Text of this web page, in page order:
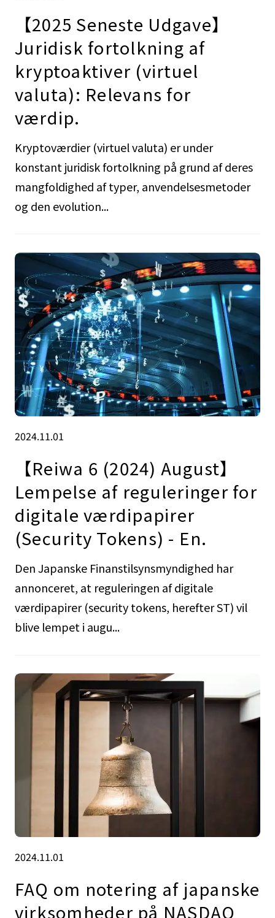
【2025 Seneste Udgave】
Juridisk fortolkning af
kryptoaktiver (virtuel
valuta): Relevans for
værdip.
Kryptoværdier (virtuel valuta) er under
konstant juridisk fortolkning på grund af deres
mangfoldighed af typer, anvendelsesmetoder
og den evolution...
2024.11.01
【Reiwa 6 (2024) August】
Lempelse af reguleringer for
digitale værdipapirer
(Security Tokens) - En.
Den Japanske Finanstilsynsmyndighed har
annonceret, at reguleringen af digitale
værdipapirer (security tokens, herefter ST) vil
blive lempet i augu...
2024.11.01
FAQ om notering af japanske
virksomheder på NASDAQ